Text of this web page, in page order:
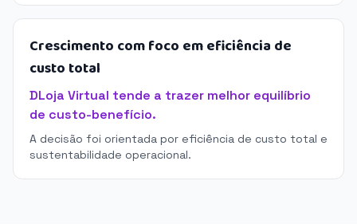
Crescimento com foco em eficiência de
custo total
DLoja Virtual tende a trazer melhor equilíbrio
de custo-benefício.
A decisão foi orientada por eficiência de custo total e
sustentabilidade operacional.